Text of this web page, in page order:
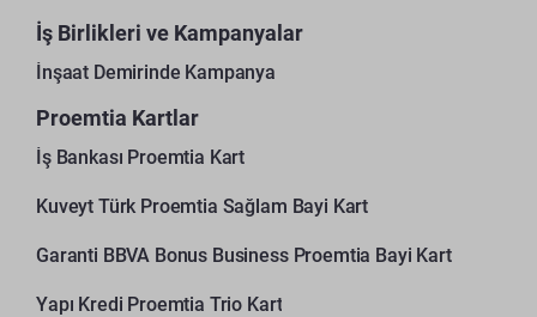
İş Birlikleri ve Kampanyalar
İnşaat Demirinde Kampanya
Proemtia Kartlar
İş Bankası Proemtia Kart
Kuveyt Türk Proemtia Sağlam Bayi Kart
Garanti BBVA Bonus Business Proemtia Bayi Kart
Yapı Kredi Proemtia Trio Kart